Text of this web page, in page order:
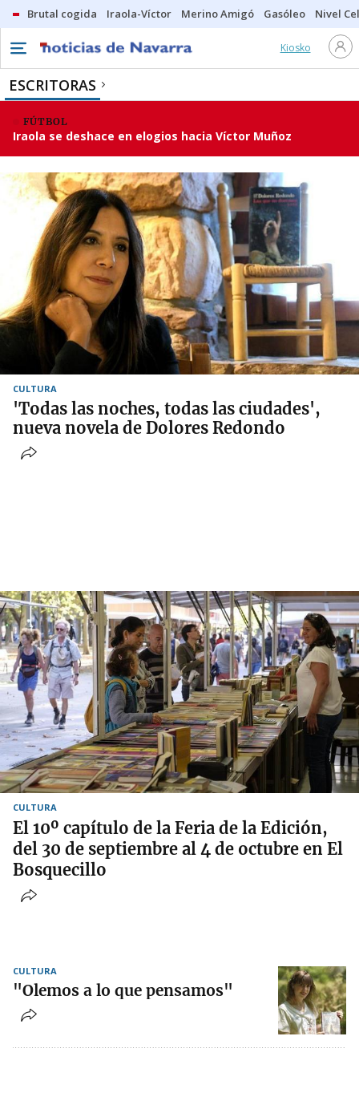
Brutal cogida Iraola-Víctor Merino Amigó Gasóleo Nivel
Kiosko
ESCRITORAS
FÚTBOL
Iraola se deshace en elogios hacia Víctor Muñoz
CULTURA
'Todas las noches, todas las ciudades',
nueva novela de Dolores Redondo
CULTURA
El 10º capítulo de la Feria de la Edición,
del 30 de septiembre al 4 de octubre en El
Bosquecillo
CULTURA
"Olemos a lo que pensamos"